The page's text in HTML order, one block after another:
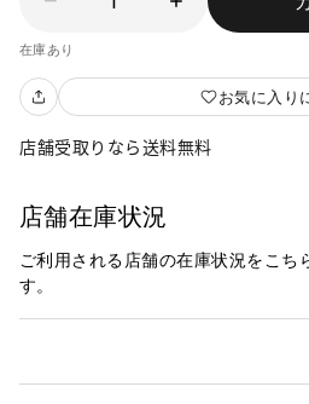
在庫あり
お気に入り
店舗受取りなら送料無料
店舗在庫状況
ご利用される店舗の在庫状況をこち
す。